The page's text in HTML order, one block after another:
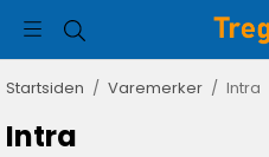
Startsiden / Varemerker / Intra
Intra